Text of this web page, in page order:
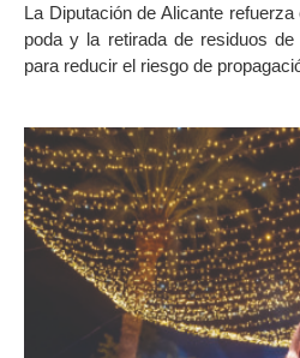
La Diputación de Alicante
poda y la retirada de residuos
para reducir el riesgo de